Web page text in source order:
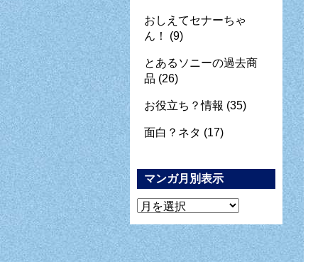
おしえてセナーちゃ
ん！
(9)
とあるソニーの過去商
品 (26)
お役立ち？情報 (35)
面白？ネタ (17)
マンガ月別表示
マ
ン
ガ